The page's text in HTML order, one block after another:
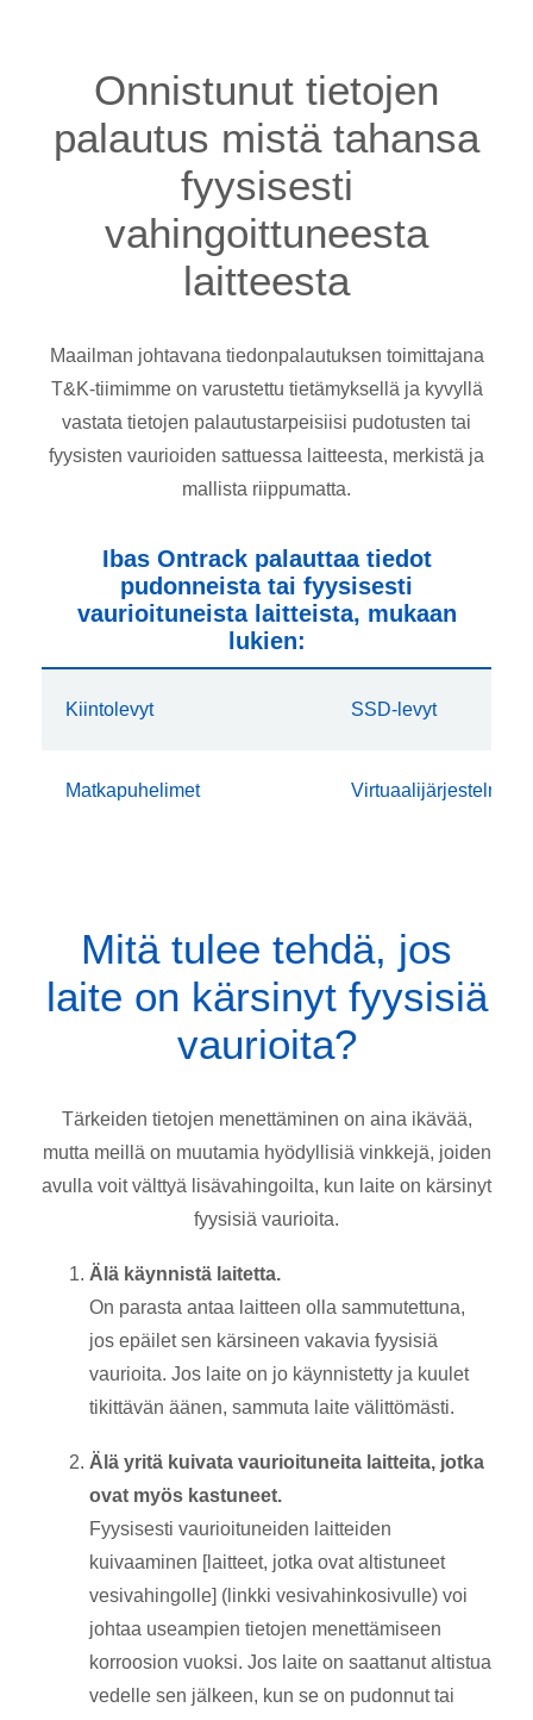
Onnistunut tietojen
palautus mistä tahansa
fyysisesti
vahingoittuneesta
laitteesta
Maailman johtavana tiedonpalautuksen toimittajana
T&K-tiimimme on varustettu tietämyksellä ja kyvyllä
vastata tietojen palautustarpeisiisi pudotusten tai
fyysisten vaurioiden sattuessa laitteesta, merkistä ja
mallista riippumatta.
Ibas Ontrack palauttaa tiedot
pudonneista tai fyysisesti
vaurioituneista laitteista, mukaan
lukien:
Kiintolevyt SSD-levyt
Matkapuhelimet Virtuaalijärjestelmät
Mitä tulee tehdä, jos
laite on kärsinyt fyysisiä
vaurioita?
Tärkeiden tietojen menettäminen on aina ikävää,
mutta meillä on muutamia hyödyllisiä vinkkejä, joiden
avulla voit välttyä lisävahingoilta, kun laite on kärsinyt
fyysisiä vaurioita.
Älä käynnistä laitetta.
On parasta antaa laitteen olla sammutettuna,
jos epäilet sen kärsineen vakavia fyysisiä
vaurioita. Jos laite on jo käynnistetty ja kuulet
tikittävän äänen, sammuta laite välittömästi.
Älä yritä kuivata vaurioituneita laitteita, jotka
ovat myös kastuneet.
Fyysisesti vaurioituneiden laitteiden
kuivaaminen [laitteet, jotka ovat altistuneet
vesivahingolle] (linkki vesivahinkosivulle) voi
johtaa useampien tietojen menettämiseen
korroosion vuoksi. Jos laite on saattanut altistua
vedelle sen jälkeen, kun se on pudonnut tai